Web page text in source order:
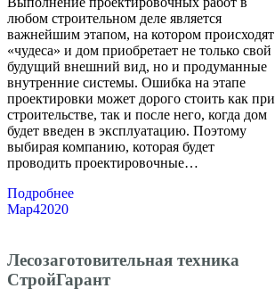
любом строительном деле является
важнейшим этапом, на котором происходят
«чудеса» и дом приобретает не только свой
будущий внешний вид, но и продуманные
внутренние системы. Ошибка на этапе
проектировки может дорого стоить как при
строительстве, так и после него, когда дом
будет введен в эксплуатацию. Поэтому
выбирая компанию, которая будет
проводить проектировочные…
Подробнее
Мар42020
Лесозаготовительная техника
СтройГарант